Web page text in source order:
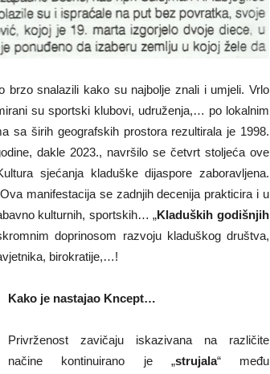
brzo snalazili kako su najbolje znali i umjeli. Vrlo
su sportski klubovi, udruženja,… po lokalnim
sa širih geografskih prostora rezultirala je 1998.
dakle 2023., navršilo se četvrt stoljeća ove
sjećanja kladuške dijaspore zaboravljena.
manifestacija se zadnjih decenija prakticira i u
kulturnih, sportskih… „Kladuških godišnjih
doprinosom razvoju kladuškog društva,
birokratije,…!
Kako je nastajao Kncept…
Privrženost zavičaju iskazivana na različite
načine kontinuirano je „strujala“ među